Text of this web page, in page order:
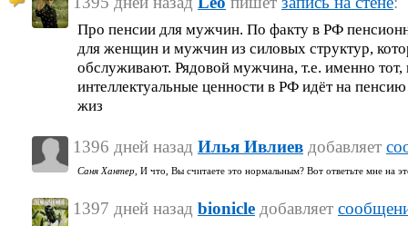
Про пенсии для мужчин. По факту в РФ
для женщин и мужчин из силовых структур,
обслуживают. Рядовой мужчина, т.е. именно тот,
интеллектуальные ценности в РФ идёт на
жиз
1396 дней назад Илья Ивлиев добавляет
Саня Хантер, И что, Вы считаете это нормальным? Вот ответьте мне на
1397 дней назад bionicle добавляет